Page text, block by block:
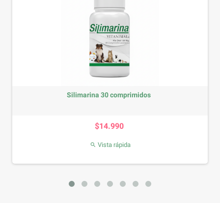
Silimarina 30 comprimidos
$14.990
 Vista rápida